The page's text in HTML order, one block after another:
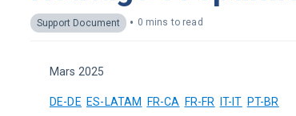
Support Document • 0 mins to read
Mars 2025
DE-DE ES-LATAM FR-CA FR-FR IT-IT PT-BR